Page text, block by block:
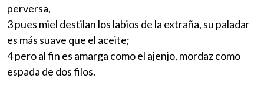
perversa,
3 pues miel destilan los labios de la extraña, su paladar
es más suave que el aceite;
4 pero al fin es amarga como el ajenjo, mordaz como
espada de dos filos.